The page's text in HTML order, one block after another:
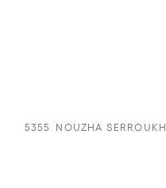
5355 NOUZHA SERROUKH